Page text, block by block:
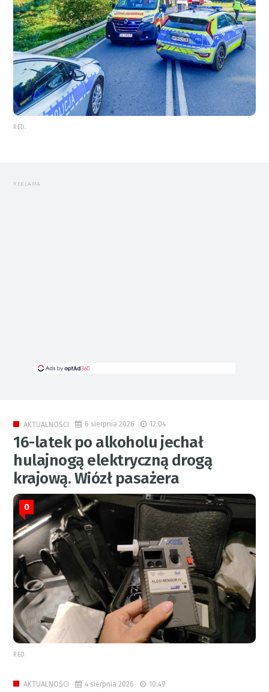
RED.
REKLAMA
AKTUALNOŚCI 6 sierpnia 2026 12:04
16-latek po alkoholu jechał
hulajnogą elektryczną drogą
krajową. Wiózł pasażera
0
RED.
AKTUALNOŚCI 4 sierpnia 2026 10:49